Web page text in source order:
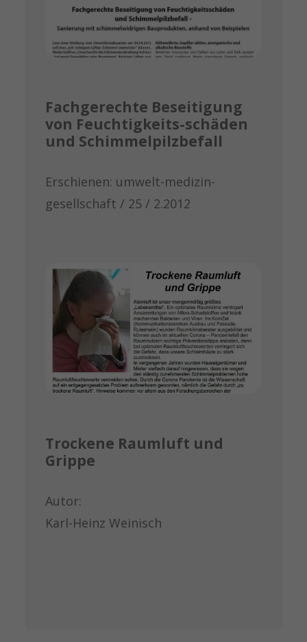
Fachgerechte Beseitigung
von Feuchtigkeits-schäden
und Schimmelpilzbefall
Erschienen: umwelt-medizin-
gesellschaft / 25 / 2.2012
Trockene Raumluft und
Grippe
Autor:
Karl-Heinz Weinisch